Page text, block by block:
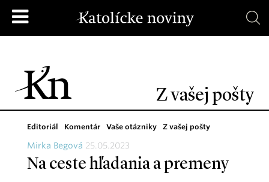
Z vašej pošty
Editoriál Komentár Vaše otázniky Z vašej pošty
Mirka Begová 25.05.2023
Na ceste hľadania a premeny